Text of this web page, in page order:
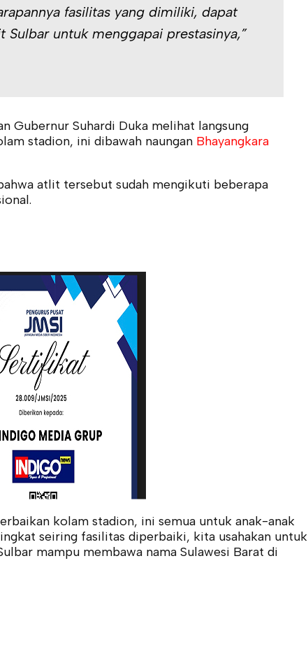
fasilitas yang dimiliki, dapat
untuk menggapai prestasinya,”
Gubernur Suhardi Duka melihat langsung
stadion, ini dibawah naungan Bhayangkara
atlit tersebut sudah mengikuti beberapa
kolam stadion, ini semua untuk anak-anak
seiring fasilitas diperbaiki, kita usahakan untuk
mampu membawa nama Sulawesi Barat di